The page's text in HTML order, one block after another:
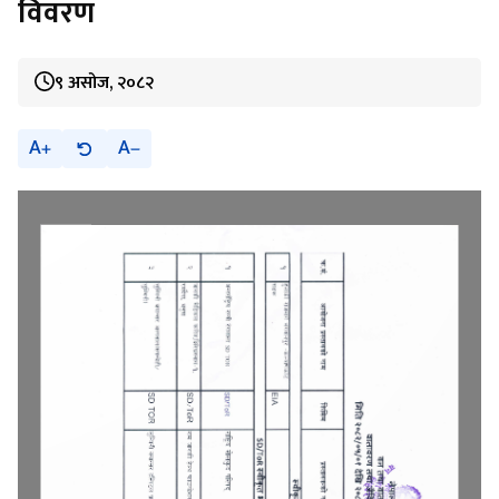
विवरण
९ असोज, २०८२
A A